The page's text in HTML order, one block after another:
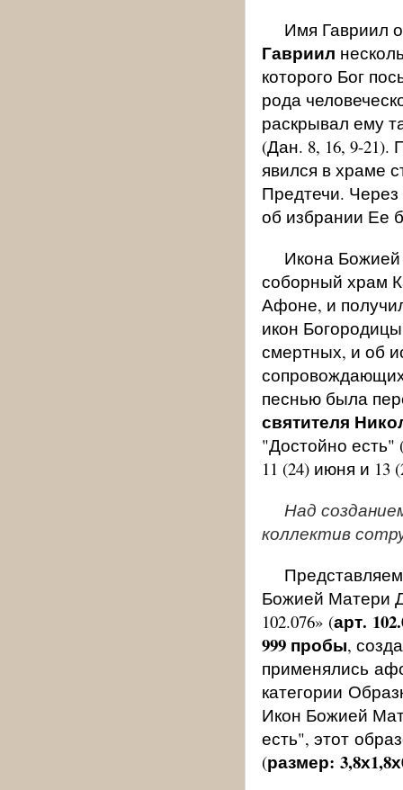
Имя Гавриил
Гавриил
которого Бог
рода
раскрывал ему
(Дан. 8, 16, 9-
явился в храме
Предтечи.
об избрании Ее
Икона
соборный храм
Афоне, и
икон
смертных, и об
песнью была
святителя
"Достойно есть"
11 (24) июня и 13
Над
коллектив
Божией Матери
102.076» (арт.
999 пробы,
применялись
категории
Икон Божией
есть", этот
(размер: